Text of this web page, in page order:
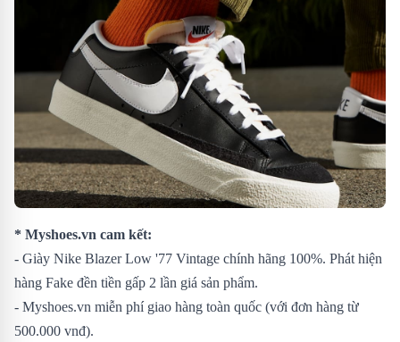
* Myshoes.vn cam kết:
- Giày Nike Blazer Low '77 Vintage chính hãng 100%. Phát hiện
hàng Fake đền tiền gấp 2 lần giá sản phẩm.
- Myshoes.vn miễn phí giao hàng toàn quốc (với đơn hàng từ
500.000 vnđ).